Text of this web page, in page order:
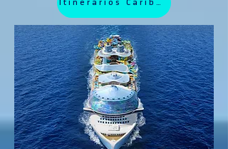
Itinerarios Caribe 2026